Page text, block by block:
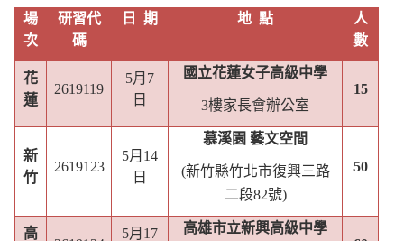
場
次
研習代
碼
日 期 地 點
人
數
花
蓮
2619119
5月 7
日
國立花蓮女子高級中學
3樓家長會辦公室
15
新
竹
2619123
5月 14
日
慕溪園 藝文空間
(新竹縣竹北市復興三路
二段82號)
50
高
5月 17
高雄市立新興高級中學